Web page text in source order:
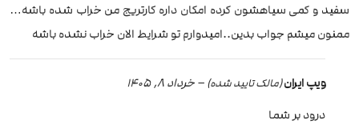
سفید و کمی سیاهشون کرده امکان داره کارتریج من خراب شده باشه…
ممنون میشم جواب بدین..امیدوارم تو شرایط الان خراب نشده باشه
ویپ ایران(مالک تایید شده) – خرداد 8, 1405
درود بر شما